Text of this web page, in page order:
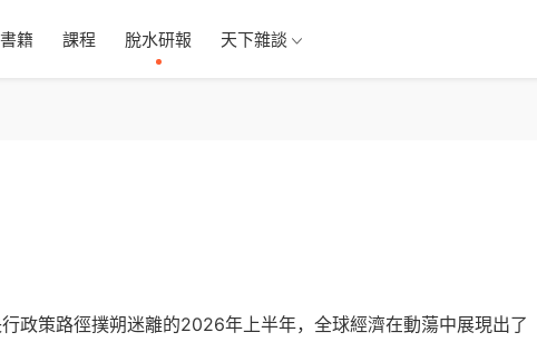
書籍 課程 脫水研報 天下雜談
政策路徑撲朔迷離的2026年上半年，全球經濟在動蕩中展現出了